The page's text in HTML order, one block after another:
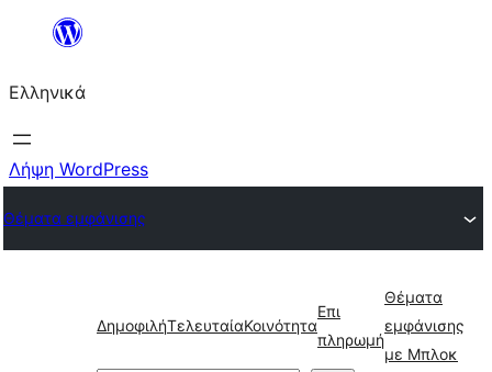
Μετάβαση
περιεχόμενο
Ελληνικά
Λήψη WordPress
Θέματα εμφάνισης
ΔημοφιλήΤελευταίαΚοινότητα
Επι
πληρωμή
Θέματα
εμφάνισης
με Μπλοκ